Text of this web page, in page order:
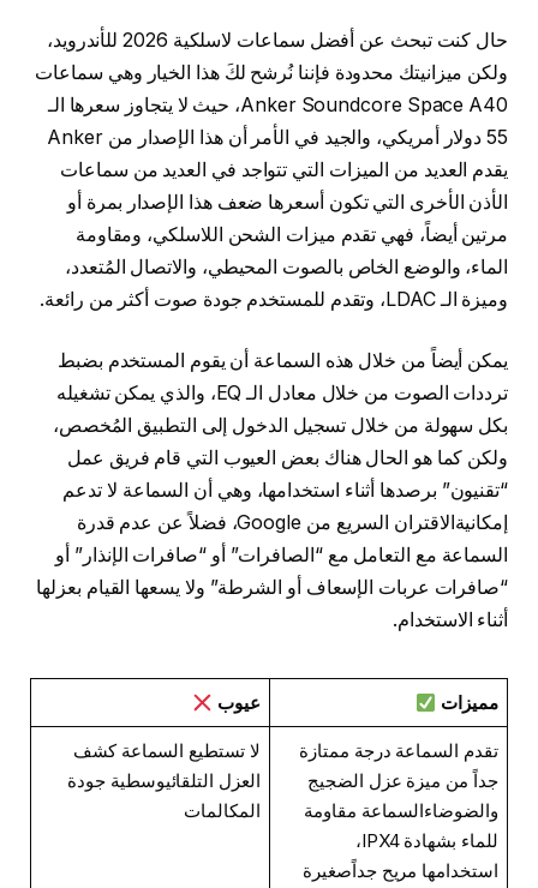
حال كنت تبحث عن أفضل سماعات لاسلكية 2026 للأندرويد،
ولكن ميزانيتك محدودة فإننا نُرشح لكَ هذا الخيار وهي سماعات
Anker Soundcore Space A40، حيث لا يتجاوز سعرها الـ
55 دولار أمريكي، والجيد في الأمر أن هذا الإصدار من Anker
يقدم العديد من الميزات التي تتواجد في العديد من سماعات
الأذن الأخرى التي تكون أسعرها ضعف هذا الإصدار بمرة أو
مرتين أيضاً، فهي تقدم ميزات الشحن اللاسلكي، ومقاومة
الماء، والوضع الخاص بالصوت المحيطي، والاتصال المُتعدد،
وميزة الـ LDAC، وتقدم للمستخدم جودة صوت أكثر من رائعة.
يمكن أيضاً من خلال هذه السماعة أن يقوم المستخدم بضبط
ترددات الصوت من خلال معادل الـ EQ، والذي يمكن تشغيله
بكل سهولة من خلال تسجيل الدخول إلى التطبيق المُخصص،
ولكن كما هو الحال هناك بعض العيوب التي قام فريق عمل
“تقنيون” برصدها أثناء استخدامها، وهي أن السماعة لا تدعم
إمكانيةالاقتران السريع من Google، فضلاً عن عدم قدرة
السماعة مع التعامل مع “الصافرات” أو “صافرات الإنذار” أو
“صافرات عربات الإسعاف أو الشرطة” ولا يسعها القيام بعزلها
أثناء الاستخدام.
مميزات عيوب
تقدم السماعة درجة ممتازة
جداً من ميزة عزل الضجيج
والضوضاءالسماعة مقاومة
للماء بشهادة IPX4،
استخدامها مريح جداًصغيرة
لا تستطيع السماعة كشف
العزل التلقائيوسطية جودة
المكالمات